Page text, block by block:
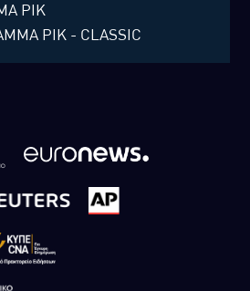
ΡΙΚ
ΡΙΚ - CLASSIC